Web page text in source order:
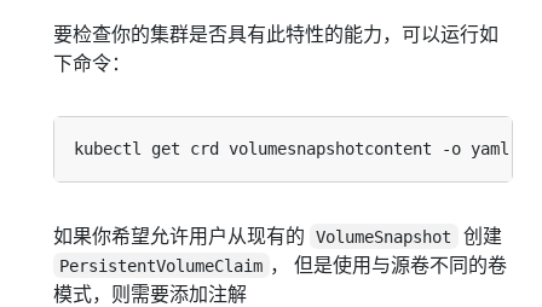
要检查你的集群是否具有此特性的能力，可以运行如
下命令：
如果你希望允许用户从现有的 VolumeSnapshot 创建
PersistentVolumeClaim ， 但是使用与源卷不同的卷
模式，则需要添加注解